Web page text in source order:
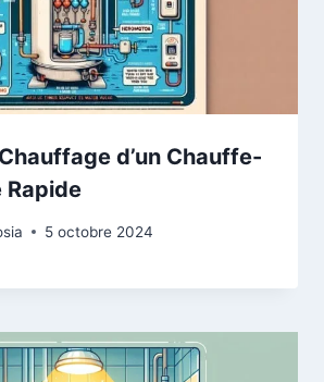
d’un Chauffe-
Rapide
5 octobre 2024